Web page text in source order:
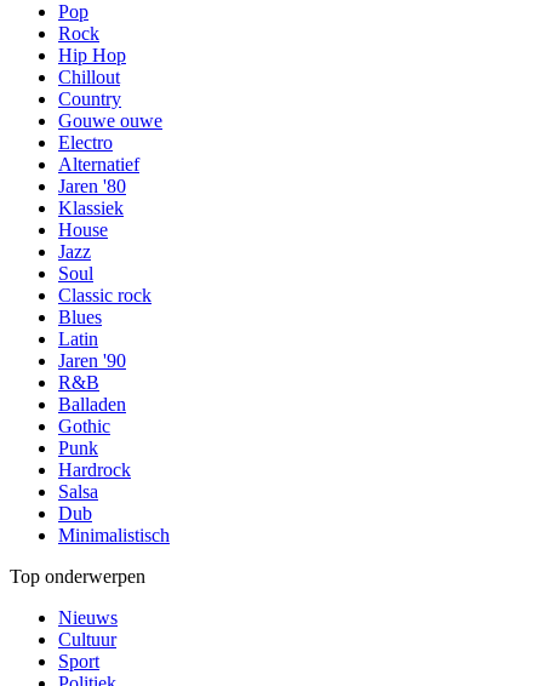
Pop
Rock
Hip Hop
Chillout
Country
Gouwe ouwe
Electro
Alternatief
Jaren '80
Klassiek
House
Jazz
Soul
Classic rock
Blues
Latin
Jaren '90
R&B
Balladen
Gothic
Punk
Hardrock
Salsa
Dub
Minimalistisch
Top onderwerpen
Nieuws
Cultuur
Sport